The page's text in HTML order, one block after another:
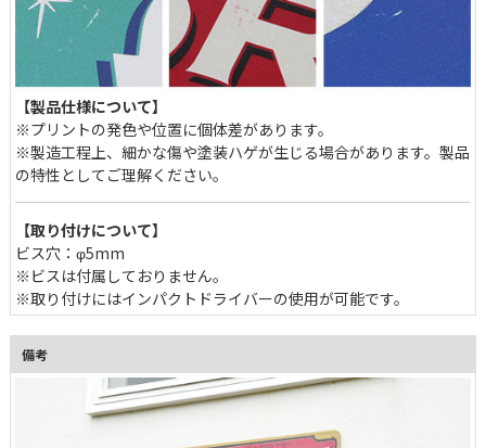
【製品仕様について】
※プリントの発色や位置に個体差があります。
※製造工程上、細かな傷や塗装ハゲが生じる場合があります。製品
の特性としてご理解ください。
【取り付けについて】
ビス穴：φ5mm
※ビスは付属しておりません。
※取り付けにはインパクトドライバーの使用が可能です。
備考